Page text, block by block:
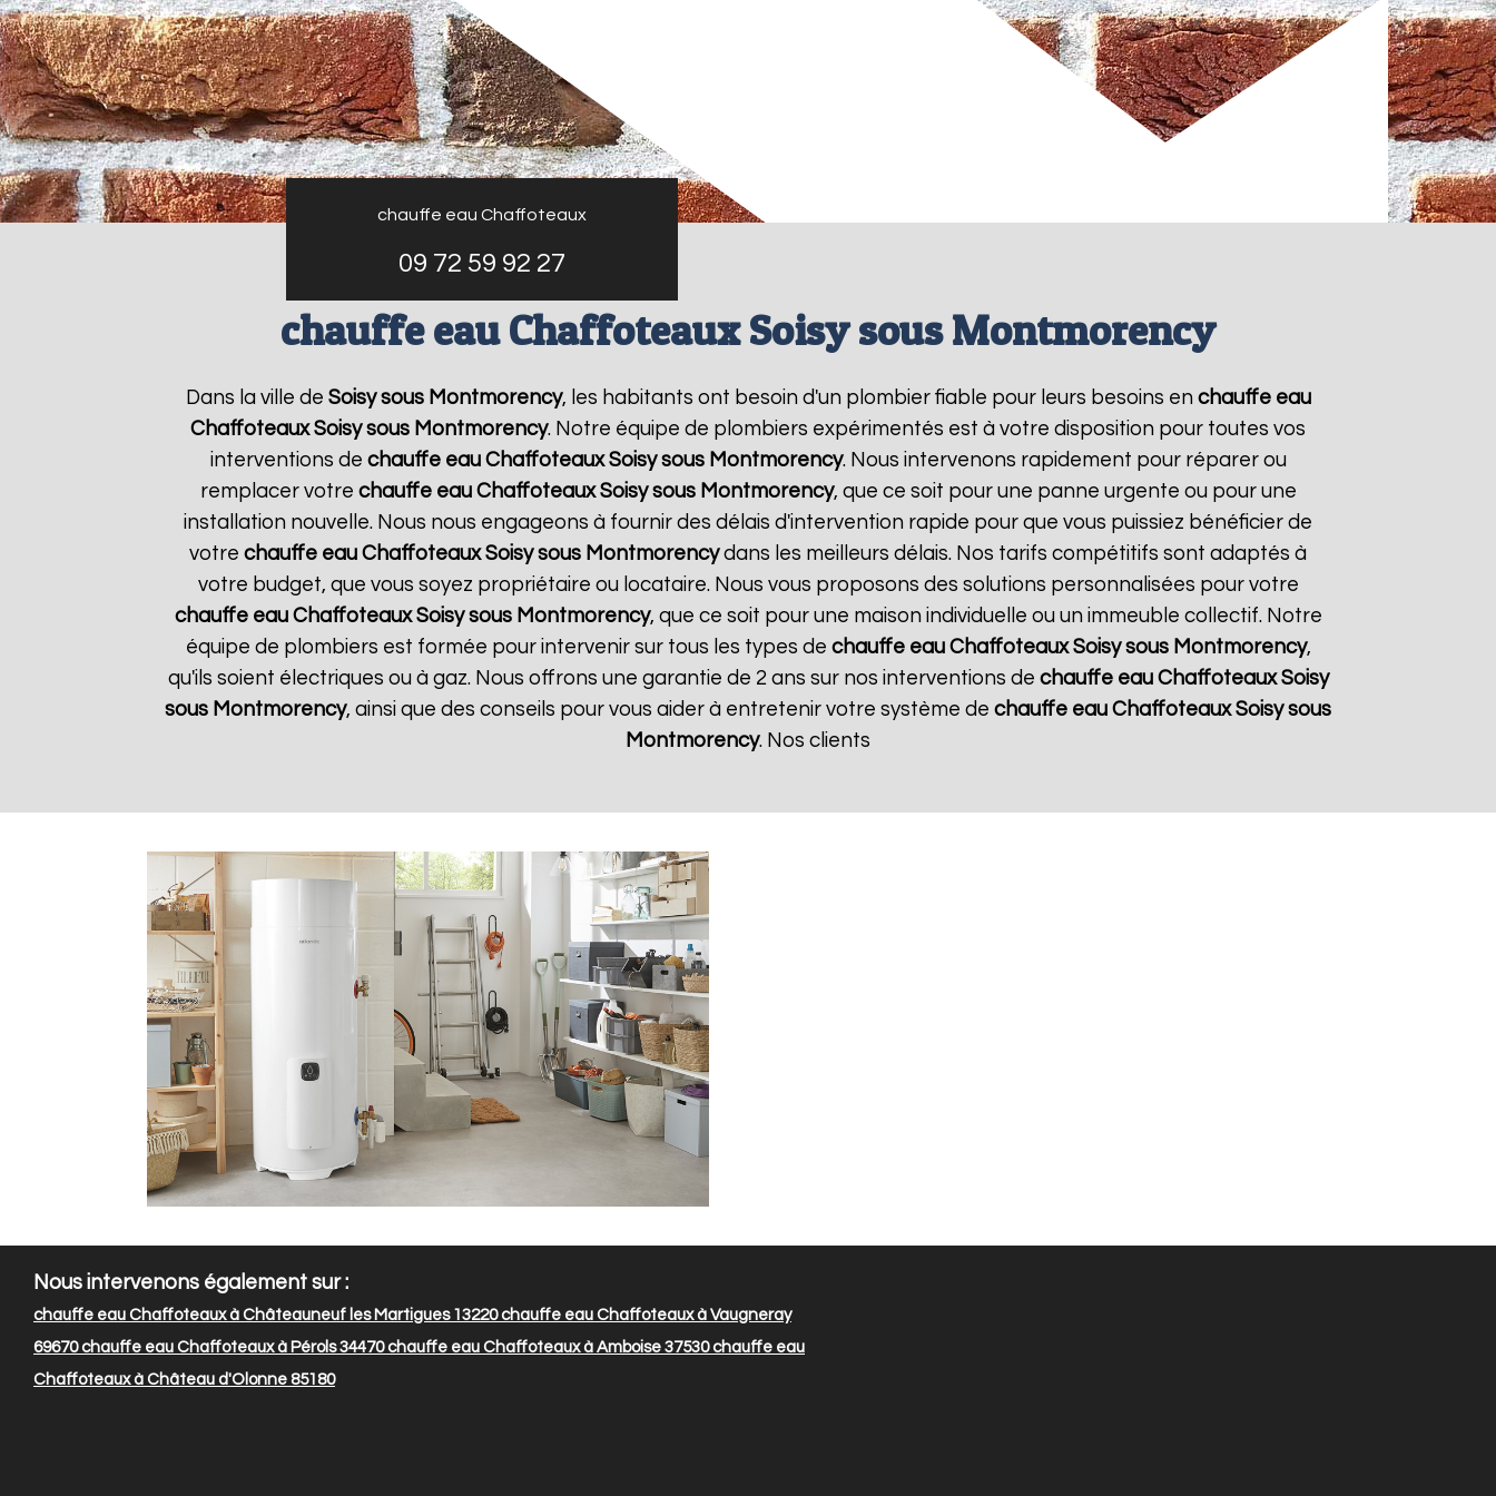
chauffe eau Chaffoteaux
09 72 59 92 27
chauffe eau Chaffoteaux Soisy sous Montmorency
Dans la ville de Soisy sous Montmorency, les habitants ont besoin d'un plombier fiable pour leurs besoins en chauffe eau
Chaffoteaux Soisy sous Montmorency. Notre équipe de plombiers expérimentés est à votre disposition pour toutes vos
interventions de chauffe eau Chaffoteaux Soisy sous Montmorency. Nous intervenons rapidement pour réparer ou
remplacer votre chauffe eau Chaffoteaux Soisy sous Montmorency, que ce soit pour une panne urgente ou pour une
installation nouvelle. Nous nous engageons à fournir des délais d'intervention rapide pour que vous puissiez bénéficier de
votre chauffe eau Chaffoteaux Soisy sous Montmorencydans les meilleurs délais. Nos tarifs compétitifs sont adaptés à
votre budget, que vous soyez propriétaire ou locataire. Nous vous proposons des solutions personnalisées pour votre
chauffe eau Chaffoteaux Soisy sous Montmorency, que ce soit pour une maison individuelle ou un immeuble collectif. Notre
équipe de plombiers est formée pour intervenir sur tous les types de chauffe eau Chaffoteaux Soisy sous Montmorency,
qu'ils soient électriques ou à gaz. Nous offrons une garantie de 2 ans sur nos interventions de chauffe eau Chaffoteaux Soisy
sous Montmorency, ainsi que des conseils pour vous aider à entretenir votre système de chauffe eau Chaffoteaux Soisy sous
Montmorency. Nos clients
Nous intervenons également sur :
chauffe eau Chaffoteaux à Châteauneuf les Martigues 13220chauffe eau Chaffoteaux à Vaugneray
69670chauffe eau Chaffoteaux à Pérols 34470chauffe eau Chaffoteaux à Amboise 37530chauffe eau
Chaffoteaux à Château d'Olonne 85180